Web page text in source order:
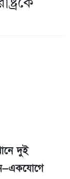
দুই